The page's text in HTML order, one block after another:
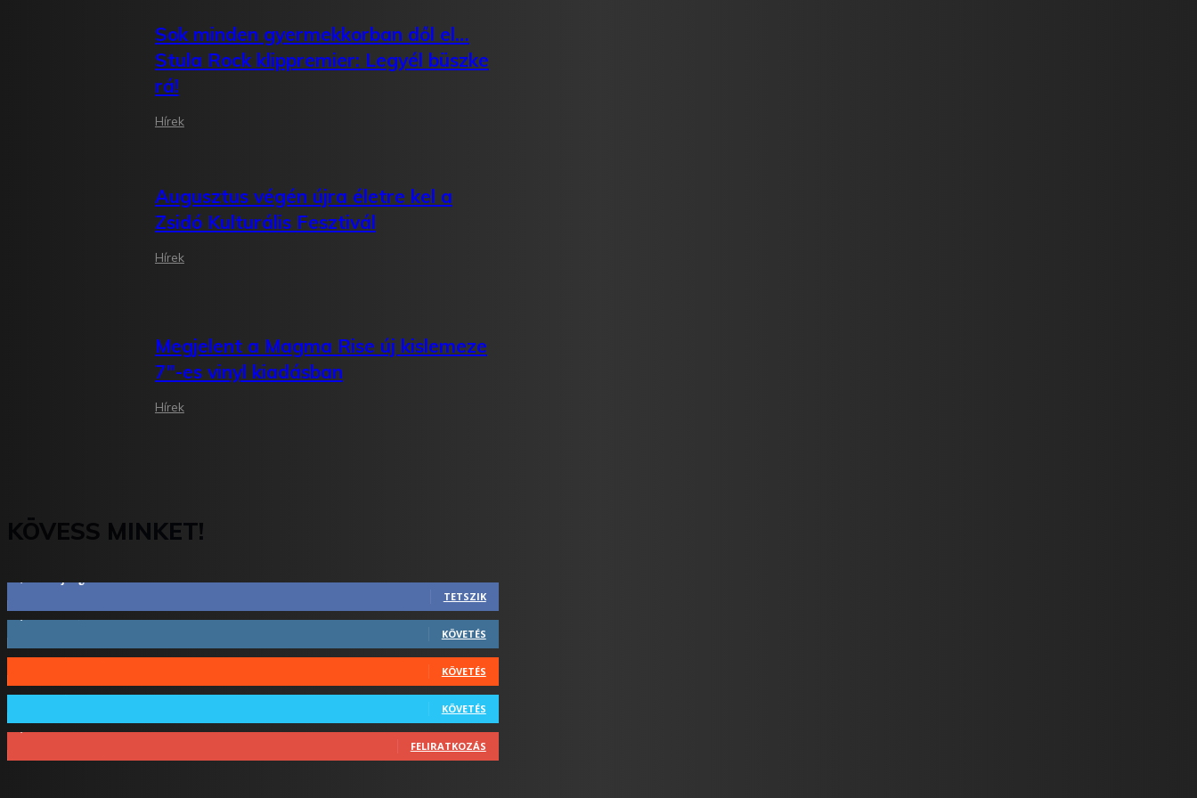
Sok minden gyermekkorban dől el…
Stula Rock klippremier: Legyél büszke
rá!
Hírek
Augusztus végén újra életre kel a
Zsidó Kulturális Fesztivál
Hírek
Megjelent a Magma Rise új kislemeze
7″-es vinyl kiadásban
Hírek
KÖVESS MINKET!
TETSZIK
KÖVETÉS
KÖVETÉS
KÖVETÉS
FELIRATKOZÁS